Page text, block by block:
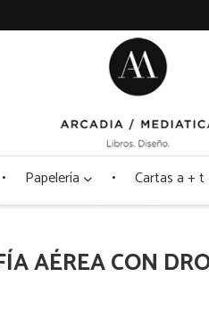
Papelería Cartas a + t
AÉREA CON